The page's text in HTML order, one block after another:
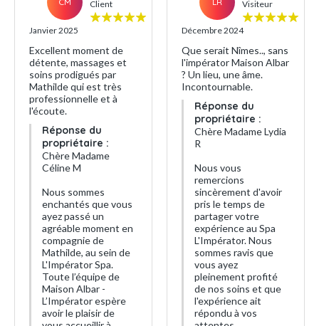
Client
Janvier 2025
Excellent moment de
détente, massages et
soins prodigués par
Mathilde qui est très
professionnelle et à
l'écoute.
Réponse du
propriétaire :
Chère Madame
Céline M
Nous sommes
enchantés que vous
ayez passé un
agréable moment en
compagnie de
Mathilde, au sein de
L'Impérator Spa.
Toute l’équipe de
Maison Albar -
L’Impérator espère
avoir le plaisir de
Visiteur
Décembre 2024
Que serait Nîmes.., sans
l'impérator Maison Albar
? Un lieu, une âme.
Incontournable.
Réponse du
propriétaire :
Chère Madame Lydia
R
Nous vous
remercions
sincèrement d'avoir
pris le temps de
partager votre
expérience au Spa
L'Impérator. Nous
sommes ravis que
vous ayez
pleinement profité
de nos soins et que
l'expérience ait
répondu à vos